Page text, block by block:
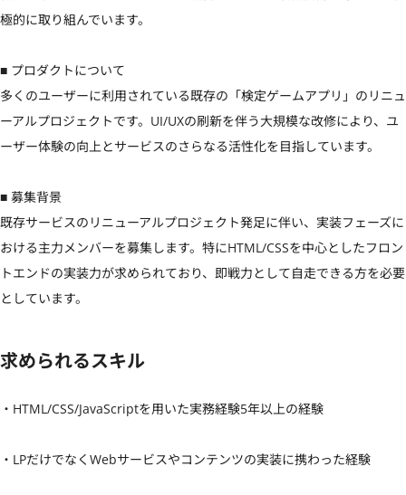
極的に取り組んでいます。
■ プロダクトについて
多くのユーザーに利用されている既存の「検定ゲームアプリ」のリニュ
ーアルプロジェクトです。UI/UXの刷新を伴う大規模な改修により、ユ
ーザー体験の向上とサービスのさらなる活性化を目指しています。
■ 募集背景
既存サービスのリニューアルプロジェクト発足に伴い、実装フェーズに
おける主力メンバーを募集します。特にHTML/CSSを中心としたフロン
トエンドの実装力が求められており、即戦力として自走できる方を必要
としています。
求められるスキル
・HTML/CSS/JavaScriptを用いた実務経験5年以上の経験
・LPだけでなくWebサービスやコンテンツの実装に携わった経験